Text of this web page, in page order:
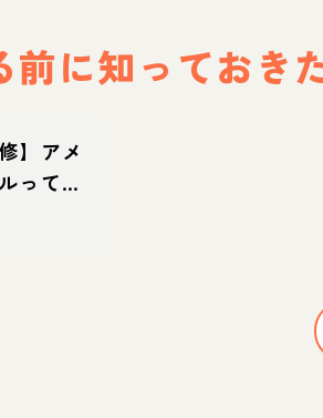
前に知っておき
】アメ
ってど
方・迎